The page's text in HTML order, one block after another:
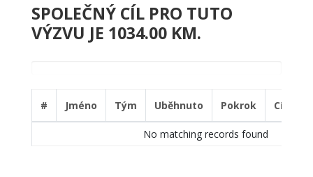
SPOLEČNÝ CÍL PRO TUTO
VÝZVU JE 1034.00 KM.
# Jméno Tým Uběhnuto Pokrok Cíl
No matching records found